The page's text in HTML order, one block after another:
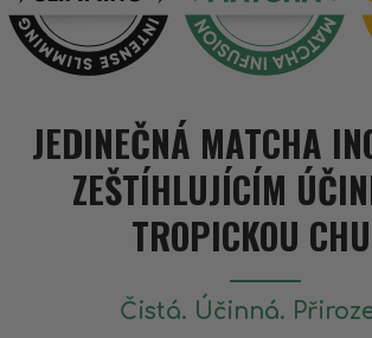
JEDINEČNÁ MATCHA
ZEŠTÍHLUJÍCÍM
TROPICKOU
Čistá. Účinná.